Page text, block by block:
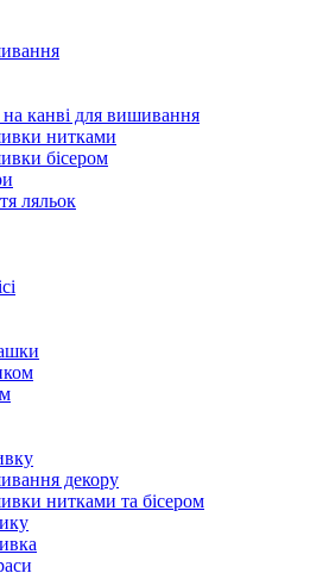
канві для вишивання
нитками
бісером
ляльок
декору
нитками та бісером